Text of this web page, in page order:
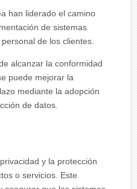
han liderado el camino
de sistemas
de los clientes.
alcanzar la conformidad
puede mejorar la
mediante la adopción
de datos.
y la protección
o servicios. Este